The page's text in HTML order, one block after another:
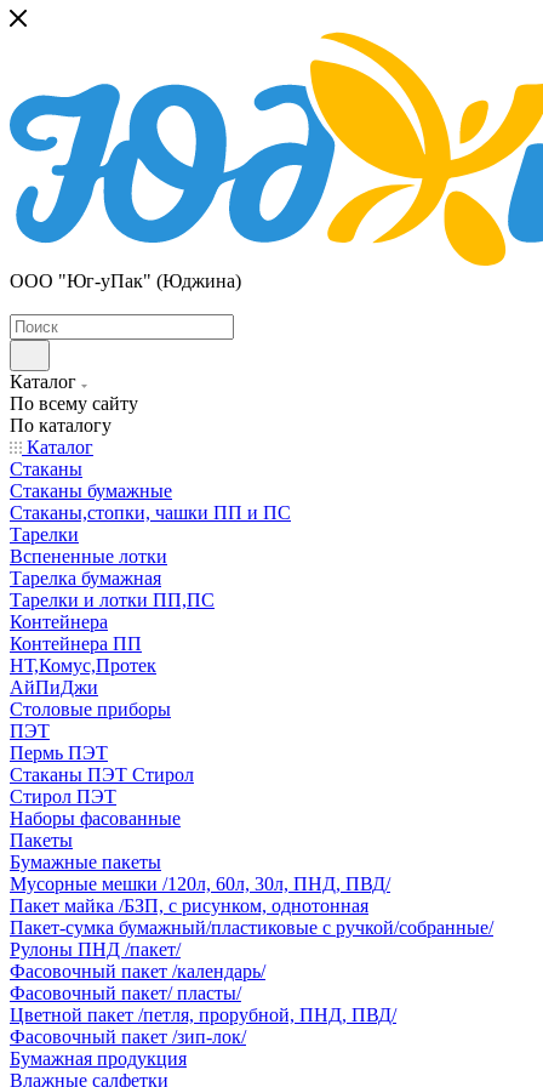
ООО "Юг-уПак" (Юджина)
Каталог
По всему сайту
По каталогу
Каталог
Стаканы
Стаканы бумажные
Стаканы,стопки, чашки ПП и ПС
Тарелки
Вспененные лотки
Тарелка бумажная
Тарелки и лотки ПП,ПС
Контейнера
Контейнера ПП
НТ,Комус,Протек
АйПиДжи
Столовые приборы
ПЭТ
Пермь ПЭТ
Стаканы ПЭТ Стирол
Стирол ПЭТ
Наборы фасованные
Пакеты
Бумажные пакеты
Мусорные мешки /120л, 60л, 30л, ПНД, ПВД/
Пакет майка /БЗП, с рисунком, однотонная
Пакет-сумка бумажный/пластиковые с ручкой/собранные/
Рулоны ПНД /пакет/
Фасовочный пакет /календарь/
Фасовочный пакет/ пласты/
Цветной пакет /петля, прорубной, ПНД, ПВД/
Фасовочный пакет /зип-лок/
Бумажная продукция
Влажные салфетки